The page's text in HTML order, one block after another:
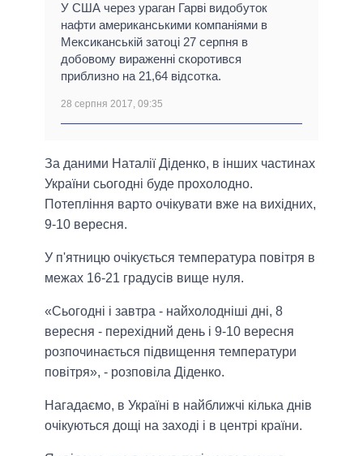
У США через ураган Гарві видобуток
нафти американськими компаніями в
Мексиканській затоці 27 серпня в
добовому вираженні скоротився
приблизно на 21,64 відсотка.
28 серпня 2017, 09:35
За даними Наталії Діденко, в інших частинах
України сьогодні буде прохолодно.
Потепління варто очікувати вже на вихідних,
9-10 вересня.
У п'ятницю очікується температура повітря в
межах 16-21 градусів вище нуля.
«Сьогодні і завтра - найхолодніші дні, 8
вересня - перехідний день і 9-10 вересня
розпочинається підвищення температури
повітря», - розповіла Діденко.
Нагадаємо, в Україні в найближчі кілька днів
очікуються дощі на заході і в центрі країни.